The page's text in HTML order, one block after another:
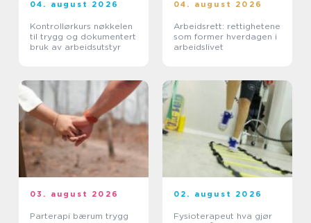
04. august 2026
Kontrollørkurs nøkkelen
til trygg og dokumentert
bruk av arbeidsutstyr
04. august 2026
Arbeidsrett: rettighetene
som former hverdagen i
arbeidslivet
03. august 2026
Parterapi bærum trygg
02. august 2026
Fysioterapeut hva gjør